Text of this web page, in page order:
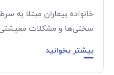
خانواده بیماران مبتلا به
سختی‌ها و مشکلات
بیشتر بخوانید